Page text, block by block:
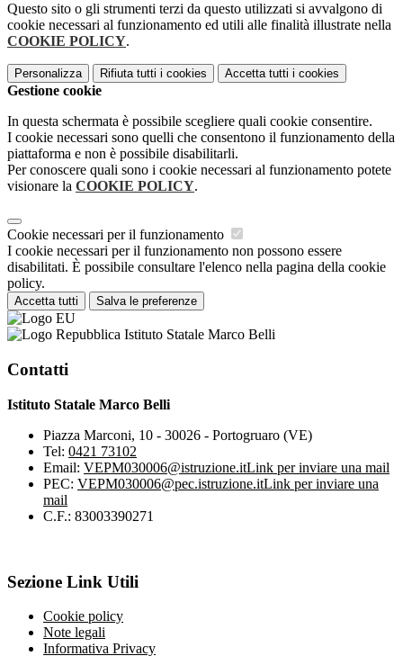
Questo sito o gli strumenti terzi da questo utilizzati si avvalgono di
cookie necessari al funzionamento ed utili alle finalità illustrate nella
COOKIE POLICY.
Personalizza Rifiuta tutti i cookies Accetta tutti i cookies
Gestione cookie
In questa schermata è possibile scegliere quali cookie consentire.
I cookie necessari sono quelli che consentono il funzionamento della
piattaforma e non è possibile disabilitarli.
Per conoscere quali sono i cookie necessari al funzionamento potete
visionare la COOKIE POLICY.
Cookie necessari per il funzionamento
I cookie necessari per il funzionamento non possono essere
disabilitati. È possibile consultare l'elenco nella pagina della cookie
policy.
Accetta tutti Salva le preferenze
Istituto Statale Marco Belli
Contatti
Istituto Statale Marco Belli
Piazza Marconi, 10 - 30026 - Portogruaro (VE)
Tel: 0421 73102
Email: VEPM030006@istruzione.itLink per inviare una mail
PEC: VEPM030006@pec.istruzione.itLink per inviare una
mail
C.F.: 83003390271
Sezione Link Utili
Cookie policy
Note legali
Informativa Privacy